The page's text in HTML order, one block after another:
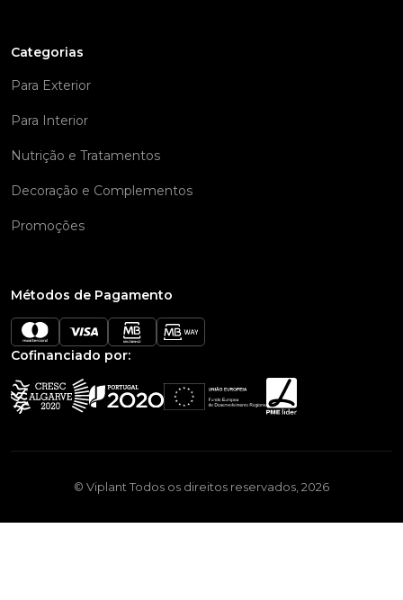
Categorias
Para Exterior
Para Interior
Nutrição e Tratamentos
Decoração e Complementos
Promoções
Métodos de Pagamento
Cofinanciado por:
© Viplant Todos os direitos reservados, 2026